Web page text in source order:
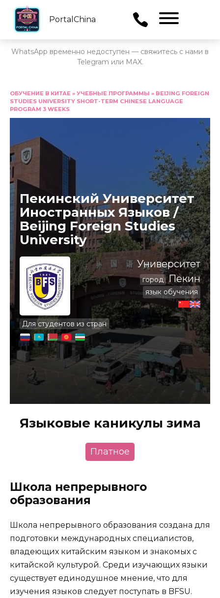
PortalChina
WhatsApp временно недоступен — свяжитесь с нами в
Telegram или MAX.
содержанию
ОБУЧЕНИЕ В КИТАЕ » УЧЕБНЫЕ ПРОГРАММЫ » BEIJING FOREIGN
STUDIES UNIVERSITY SHORT-TERM CHINESE LANGUAGE
PROGRAM 3 WEEKS
Пекинский Университет
Иностранных Языков /
Beijing Foreign Studies
University
Для студентов из стран
Университет
город Пекин
язык обучения
Языковые каникулы зима
Платное
Школа непрерывного
образования
Школа непрерывного образования создана для
подготовки международных специалистов,
владеющих китайским языком и знакомых с
китайской культурой. Среди изучающих языки
существует единодушное мнение, что для
изучения языков следует поступать в BFSU.